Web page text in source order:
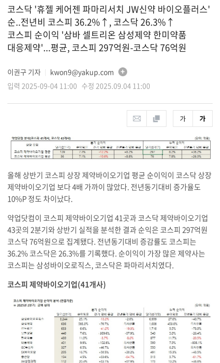
코스닥 '휴젤 케어젠 파마리서치 JW신약 바이오플러스'
순..전년비 코스피 36.2%↑, 코스닥 26.3%↑
코스피 순이익 '삼바 셀트리온 삼성제약 한미약품
대응제약'...평균, 코스피 297억원-코스닥 76억원
이권구 기자
kwon9@yakup.com
입력 2025-09-04 11:00 수정 2025.09.04 11:00
올해 상반기 코스피 상장 제약바이오기업 평균 순이익이 코스닥 상장
제약바이오기업 보다 4배 가까이 많았다. 전년동기대비 증가율도
10%P 정도 차이났다.
약업닷컴이 코스피 제약바이오기업 41곳과 코스닥 제약바이오기업
43곳의 2분기와 상반기 실적을 분석한 결과 순익은 코스피 297억원
코스닥 76억원으로 집계됐다. 전년동기대비 증감률도 코스피는
36.2% 코스닥은 26.3%를 기록했다. 순이익이 가장 많은 제약사는
코스피는 삼성바이오로직스, 코스닥은 파마리서치였다.
코스피 제약바이오기업(41개사)